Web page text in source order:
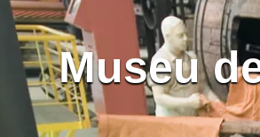
Museu